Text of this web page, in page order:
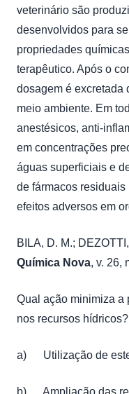
veterinário são
desenvolvidos para
propriedades
terapêutico. Após o
dosagem é excretada
meio ambiente. Em
anestésicos, anti-
em concentrações
águas superficiais e
de fármacos
efeitos adversos em
BILA, D. M.;
Química Nova, v. 26,
Qual ação minimiza a
nos recursos hídricos?
a) Utilização de